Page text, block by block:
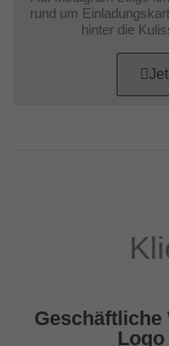
rund um
hinter die